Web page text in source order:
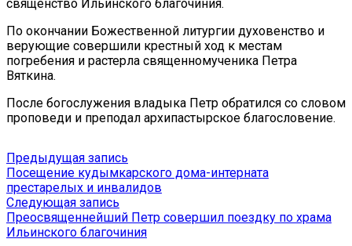
священство Ильинского благочиния.
По окончании Божественной литургии духовенство и
верующие совершили крестный ход к местам
погребения и растерла священномученика Петра
Вяткина.
После богослужения владыка Петр обратился со словом
проповеди и преподал архипастырское благословение.
Навигация
по
записям
Предыдущая запись
запись:
Посещение кудымкарского дома-интерната
престарелых и инвалидов
Следующая запись
запись:
Преосвященнейший Петр совершил поездку по храма
Ильинского благочиния